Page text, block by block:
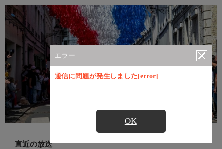
エラー
通信に問題が発生しました[error]
OK
直近の放送